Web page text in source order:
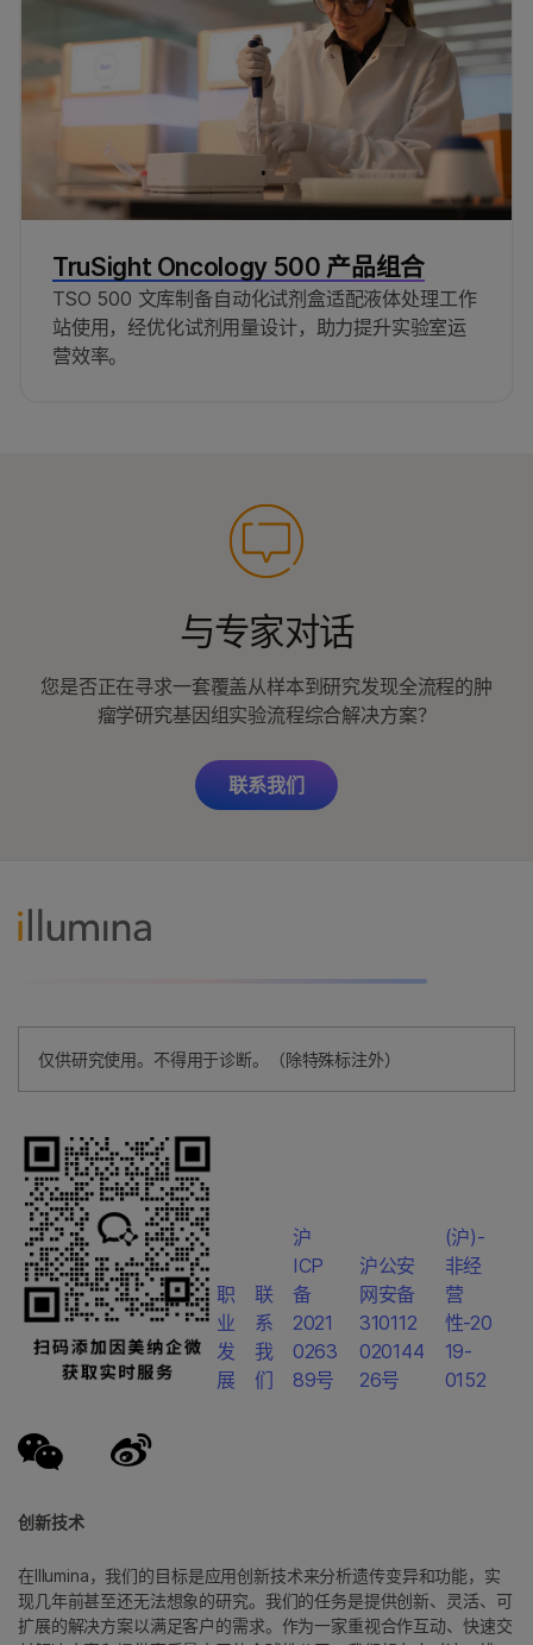
TruSight Oncology 500 产品组合
TSO 500 文库制备自动化试剂盒适配液体处理工作
站使用，经优化试剂用量设计，助力提升实验室运
营效率。
与专家对话
您是否正在寻求一套覆盖从样本到研究发现全流程的肿
瘤学研究基因组实验流程综合解决方案？
联系我们
仅供研究使用。不得用于诊断。（除特殊标注外）
创新技术
在Illumina，我们的目标是应用创新技术来分析遗传变异和功能，实
现几年前甚至还无法想象的研究。我们的任务是提供创新、灵活、可
扩展的解决方案以满足客户的需求。作为一家重视合作互动、快速交
职
业
发
展
联
系
我
们
沪
ICP
备
2021
0263
89号
沪公安
网安备
310112
020144
26号
(沪)-
非经
营
性-20
19-
0152